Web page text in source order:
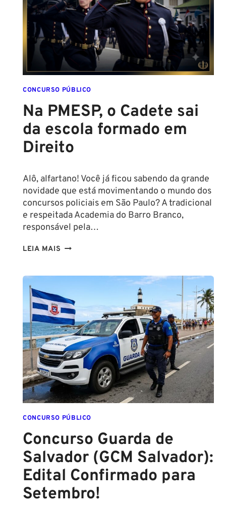
NOVAS
REGRAS!
ALTURA
MÍNIMA
PARA
CONCURSO
POLICIAL:
CONCURSO PÚBLICO
Na PMESP, o Cadete sai
da escola formado em
Direito
Alô, alfartano! Você já ficou sabendo da grande
novidade que está movimentando o mundo dos
concursos policiais em São Paulo? A tradicional
e respeitada Academia do Barro Branco,
responsável pela…
LEIA MAIS NA
SAI
DA
ESCOLA
FORMADO
EM
DIREITO
CONCURSO PÚBLICO
Concurso Guarda de
Salvador (GCM Salvador):
Edital Confirmado para
Setembro!